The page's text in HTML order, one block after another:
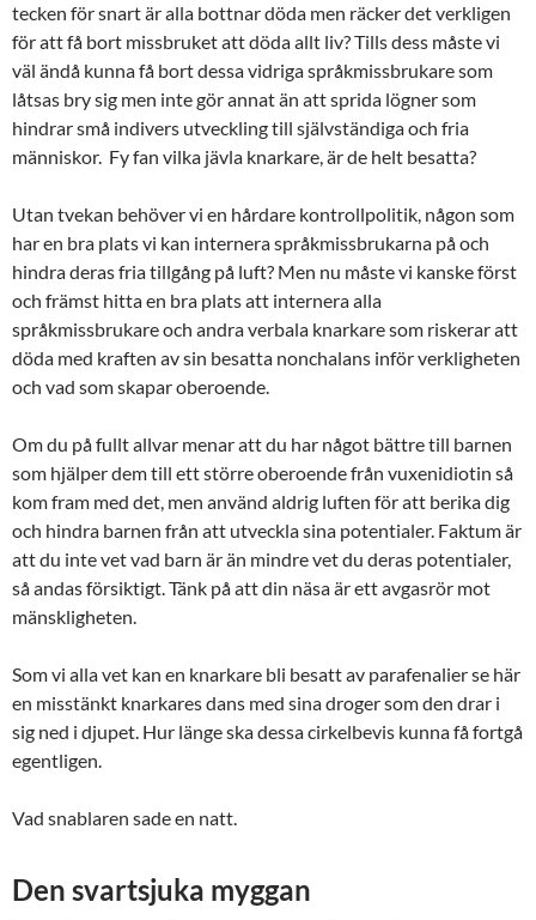
tecken för snart är alla bottnar döda men räcker det verkligen
för att få bort missbruket att döda allt liv? Tills dess måste vi
väl ändå kunna få bort dessa vidriga språkmissbrukare som
låtsas bry sig men inte gör annat än att sprida lögner som
hindrar små indivers utveckling till självständiga och fria
människor. Fy fan vilka jävla knarkare, är de helt besatta?
Utan tvekan behöver vi en hårdare kontrollpolitik, någon som
har en bra plats vi kan internera språkmissbrukarna på och
hindra deras fria tillgång på luft? Men nu måste vi kanske först
och främst hitta en bra plats att internera alla
språkmissbrukare och andra verbala knarkare som riskerar att
döda med kraften av sin besatta nonchalans inför verkligheten
och vad som skapar oberoende.
Om du på fullt allvar menar att du har något bättre till barnen
som hjälper dem till ett större oberoende från vuxenidiotin så
kom fram med det, men använd aldrig luften för att berika dig
och hindra barnen från att utveckla sina potentialer. Faktum är
att du inte vet vad barn är än mindre vet du deras potentialer,
så andas försiktigt. Tänk på att din näsa är ett avgasrör mot
mänskligheten.
Som vi alla vet kan en knarkare bli besatt av parafenalier se här
en misstänkt knarkares dans med sina droger som den drar i
sig ned i djupet. Hur länge ska dessa cirkelbevis kunna få fortgå
egentligen.
Vad snablaren sade en natt.
Den svartsjuka myggan